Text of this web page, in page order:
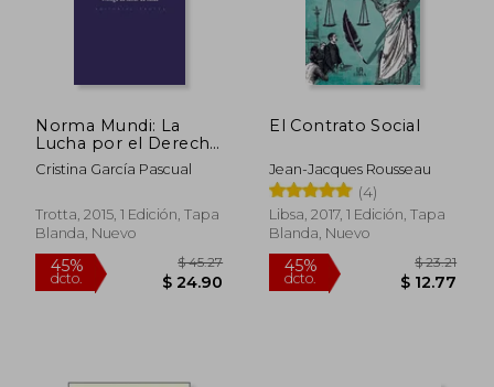
dcto.
Norma Mundi: La
Lucha por el Derecho
Internacional
Cristina García Pascual
Trotta, 2015, 1 Edición, Tapa
Blanda, Nuevo
El Contrato Social
Jean-Jacques Rousseau
(4)
Libsa, 2017, 1 Edición, Tapa
Blanda, Nuevo